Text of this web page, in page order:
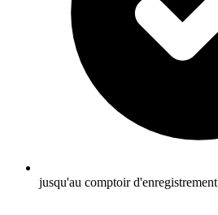
jusqu'au comptoir d'enregistrement